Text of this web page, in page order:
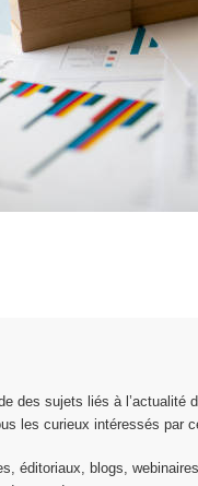
des sujets liés à
les curieux intéressés par
éditoriaux, blogs,